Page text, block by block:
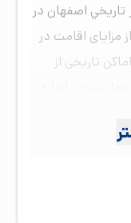
اصفهان در
از مزایای اقامت در
تاریخی از
رفاهی مناسب